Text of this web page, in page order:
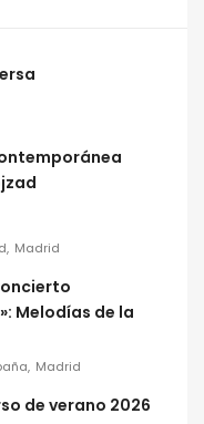
Madrid
Melodías de la
Madrid
de verano 2026